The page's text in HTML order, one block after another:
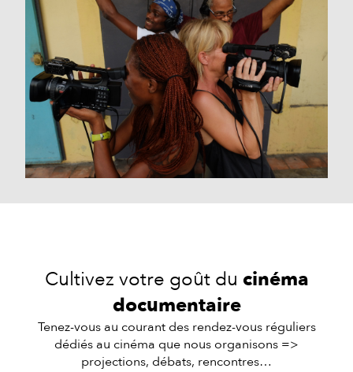
Cultivez votre goût du cinéma
documentaire
Tenez-vous au courant des rendez-vous réguliers
dédiés au cinéma que nous organisons =>
projections, débats, rencontres…